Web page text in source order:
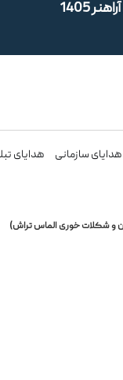
1405
هدایای سازمانی هدایای